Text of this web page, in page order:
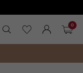
FERMER LA
RECHERCHER
MES FAVORIS
MON
0